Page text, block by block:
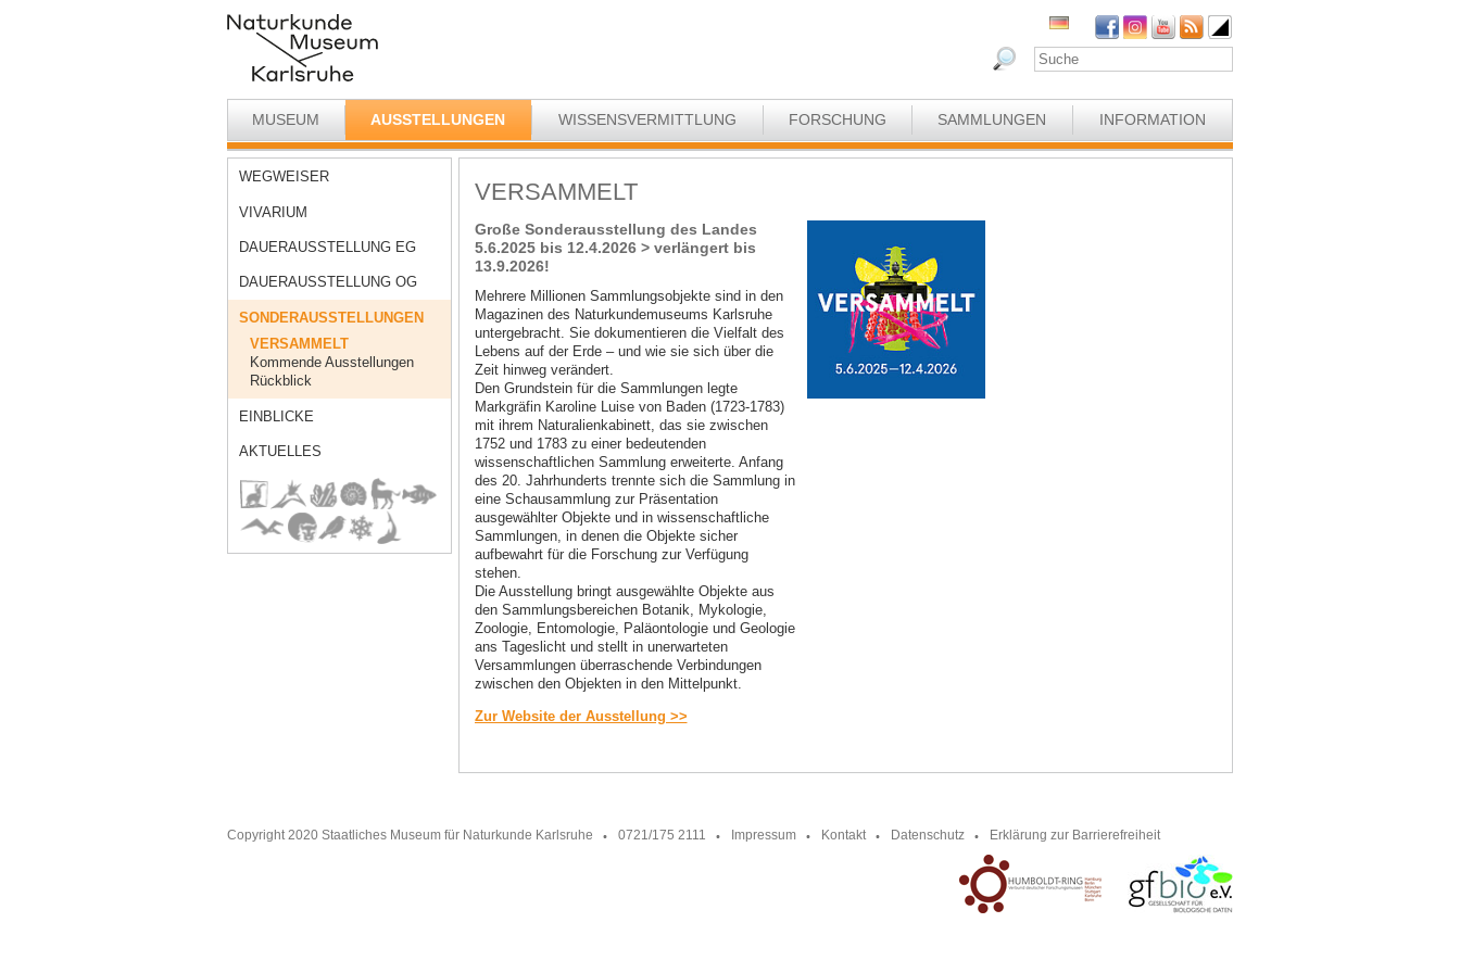
MUSEUM AUSSTELLUNGEN WISSENSVERMITTLUNG FORSCHUNG SAMMLUNGEN INFORMATION
WEGWEISER
VIVARIUM
DAUERAUSSTELLUNG EG
DAUERAUSSTELLUNG OG
SONDERAUSSTELLUNGEN
VERSAMMELT
Kommende Ausstellungen
Rückblick
EINBLICKE
AKTUELLES
VERSAMMELT
Große Sonderausstellung des Landes
5.6.2025 bis 12.4.2026 > verlängert bis
13.9.2026!
Mehrere Millionen Sammlungsobjekte sind in den
Magazinen des Naturkundemuseums Karlsruhe
untergebracht. Sie dokumentieren die Vielfalt des
Lebens auf der Erde – und wie sie sich über die
Zeit hinweg verändert.
Den Grundstein für die Sammlungen legte
Markgräfin Karoline Luise von Baden (1723-1783)
mit ihrem Naturalienkabinett, das sie zwischen
1752 und 1783 zu einer bedeutenden
wissenschaftlichen Sammlung erweiterte. Anfang
des 20. Jahrhunderts trennte sich die Sammlung in
eine Schausammlung zur Präsentation
ausgewählter Objekte und in wissenschaftliche
Sammlungen, in denen die Objekte sicher
aufbewahrt für die Forschung zur Verfügung
stehen.
Die Ausstellung bringt ausgewählte Objekte aus
den Sammlungsbereichen Botanik, Mykologie,
Zoologie, Entomologie, Paläontologie und Geologie
ans Tageslicht und stellt in unerwarteten
Versammlungen überraschende Verbindungen
zwischen den Objekten in den Mittelpunkt.
Zur Website der Ausstellung >>
Copyright 2020 Staatliches Museum für Naturkunde Karlsruhe 0721/175 2111 Impressum Kontakt Datenschutz Erklärung zur Barrierefreiheit